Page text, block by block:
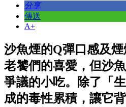
分享
傳送
A+
沙魚煙的Q彈口感及
老饕們的喜愛，但沙
爭議的小吃。除了「
成的毒性累積，讓它